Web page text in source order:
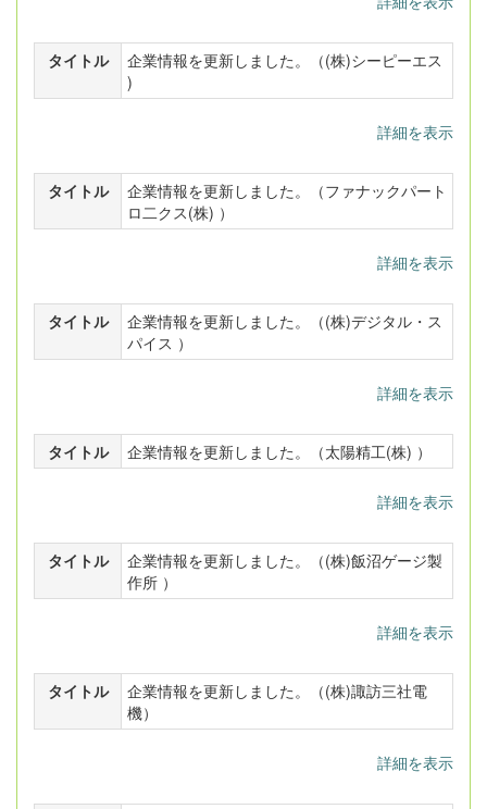
タイトル
企業情報を更新しました。（(株)シーピーエス
)
詳細を表示
タイトル
企業情報を更新しました。（ファナックパート
ロ二クス(株) ）
詳細を表示
タイトル
企業情報を更新しました。（(株)デジタル・ス
パイス ）
詳細を表示
タイトル 企業情報を更新しました。（太陽精工(株) ）
詳細を表示
タイトル
企業情報を更新しました。（(株)飯沼ゲージ製
作所 ）
詳細を表示
タイトル
企業情報を更新しました。（(株)諏訪三社電
機）
詳細を表示